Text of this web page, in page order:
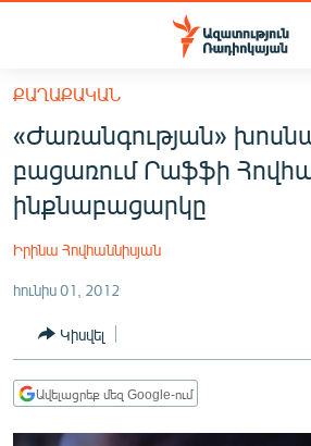
Մատչելիության
հիմնական
բովանդակությանը
հիմնական
մենյուին
ՔԱՂԱՔԱԿԱՆ
ՏՆՏԵՍՈՒԹՅՈՒՆ
ՂԱՐԱԲԱՂ
ՔԱՂԱՔԱԿԱՆ
«Ժառանգության»
բացառում Րաֆֆի
ինքնաբացարկը
Իրինա Հովհաննիսյան
հունիս 01, 2012
Կիսվել
Ավելացրեք մեզ Google-ում